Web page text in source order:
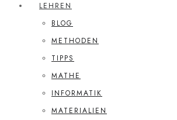
LEHREN
BLOG
METHODEN
TIPPS
MATHE
INFORMATIK
MATERIALIEN